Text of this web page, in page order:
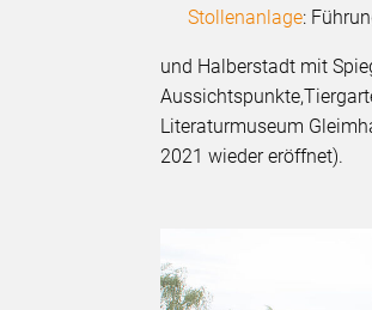
Stollenanlage:
und Halberstadt mit
Literaturmuseum
2021 wieder eröffnet).